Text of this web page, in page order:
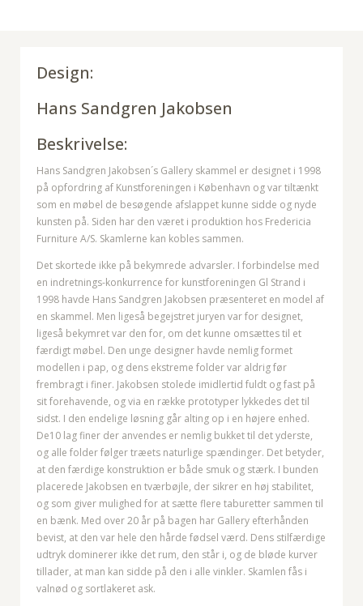
Design:
Hans Sandgren Jakobsen
Beskrivelse:
Hans Sandgren Jakobsen´s Gallery skammel er designet i 1998
på opfordring af Kunstforeningen i København og var tiltænkt
som en møbel de besøgende afslappet kunne sidde og nyde
kunsten på. Siden har den været i produktion hos Fredericia
Furniture A/S. Skamlerne kan kobles sammen.
Det skortede ikke på bekymrede advarsler. I forbindelse med
en indretnings-konkurrence for kunstforeningen Gl Strand i
1998 havde Hans Sandgren Jakobsen præsenteret en model af
en skammel. Men ligeså begejstret juryen var for designet,
ligeså bekymret var den for, om det kunne omsættes til et
færdigt møbel. Den unge designer havde nemlig formet
modellen i pap, og dens ekstreme folder var aldrig før
frembragt i finer. Jakobsen stolede imidlertid fuldt og fast på
sit forehavende, og via en række prototyper lykkedes det til
sidst. I den endelige løsning går alting op i en højere enhed.
De10 lag finer der anvendes er nemlig bukket til det yderste,
og alle folder følger træets naturlige spændinger. Det betyder,
at den færdige konstruktion er både smuk og stærk. I bunden
placerede Jakobsen en tværbøjle, der sikrer en høj stabilitet,
og som giver mulighed for at sætte flere taburetter sammen til
en bænk. Med over 20 år på bagen har Gallery efterhånden
bevist, at den var hele den hårde fødsel værd. Dens stilfærdige
udtryk dominerer ikke det rum, den står i, og de bløde kurver
tillader, at man kan sidde på den i alle vinkler. Skamlen fås i
valnød og sortlakeret ask.